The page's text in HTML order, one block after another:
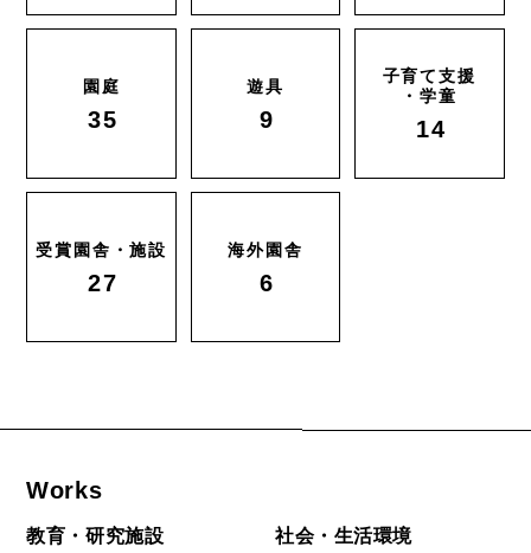
園庭
35
遊具
9
子育て支援
・学童
14
受賞園舎・施設
27
海外園舎
6
Works
教育・研究施設
社会・生活環境